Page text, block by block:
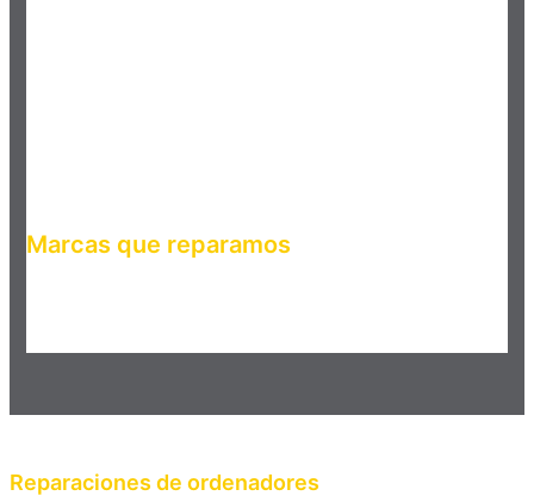
Marcas que reparamos
Reparaciones de ordenadores